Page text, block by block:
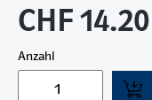
CHF 14.20
Anzahl